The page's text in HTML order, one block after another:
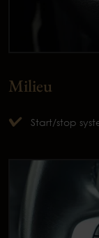
Milieu
Start/stop